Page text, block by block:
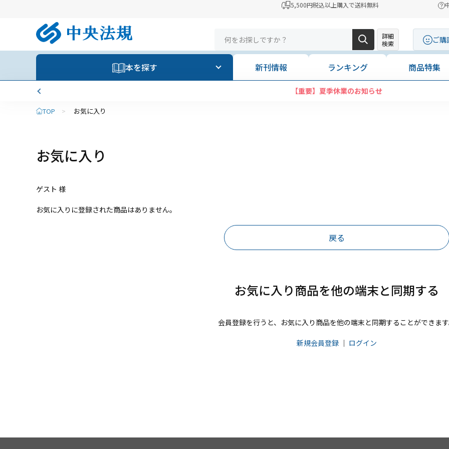
5,500円税込以上購入で送料無料
詳細
検索
ご
本を探す 新刊情報 ランキング 商品特集
【重要】夏季休業のお知らせ
TOP > お気に入り
お気に入り
ゲスト 様
お気に入りに登録された商品はありません。
戻る
お気に入り商品を他の端末と同期する
会員登録を行うと、お気に入り商品を他の端末と同期することができま
新規会員登録 ｜ ログイン